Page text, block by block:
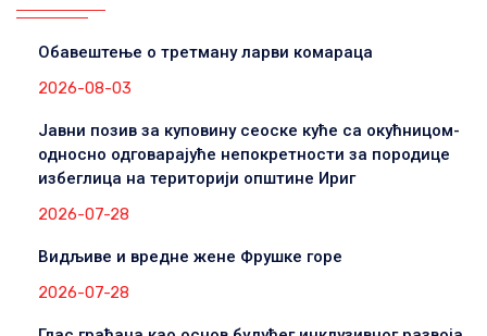
Обавештење о третману ларви комараца
2026-08-03
Јавни позив за куповину сеоске куће са окућницом-
односно одговарајуће непокретности за породице
избеглица на територији општине Ириг
2026-07-28
Видљиве и вредне жене Фрушке горе
2026-07-28